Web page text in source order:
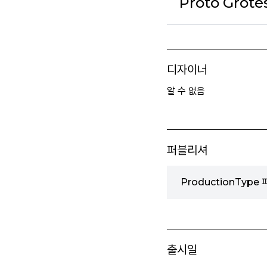
디자이너
알 수 없음
퍼블리셔
ProductionType 파
출시일